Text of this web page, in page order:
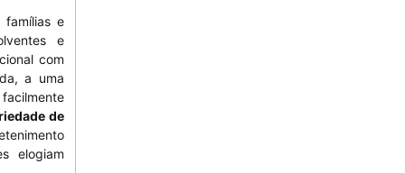
e
e
com
a uma
de
elogiam